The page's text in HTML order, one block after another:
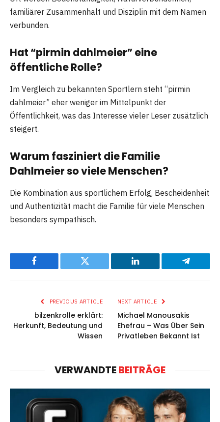
familiärer Zusammenhalt und Disziplin mit dem Namen
verbunden.
Hat “pirmin dahlmeier” eine
öffentliche Rolle?
Im Vergleich zu bekannten Sportlern steht “pirmin
dahlmeier” eher weniger im Mittelpunkt der
Öffentlichkeit, was das Interesse vieler Leser zusätzlich
steigert.
Warum fasziniert die Familie
Dahlmeier so viele Menschen?
Die Kombination aus sportlichem Erfolg, Bescheidenheit
und Authentizität macht die Familie für viele Menschen
besonders sympathisch.
Facebook Twitter LinkedIn Telegram
PREVIOUS ARTICLE
bilzenkrolle erklärt:
Herkunft, Bedeutung und
Wissen
NEXT ARTICLE
Michael Manousakis
Ehefrau – Was Über Sein
Privatleben Bekannt Ist
VERWANDTEBEITRÄGE